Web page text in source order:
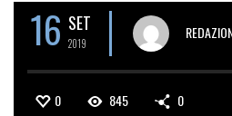
16 SET
2019
0 845 0